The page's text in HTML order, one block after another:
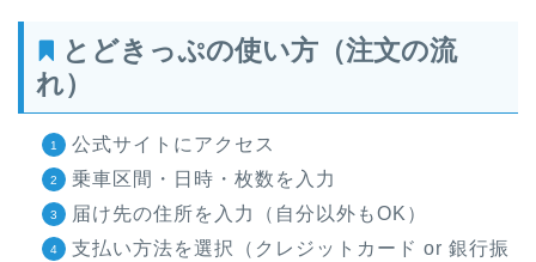
とどきっぷの使い方（注文の流
れ）
公式サイトにアクセス
乗車区間・日時・枚数を入力
届け先の住所を入力（自分以外もOK）
支払い方法を選択（クレジットカード or 銀行振